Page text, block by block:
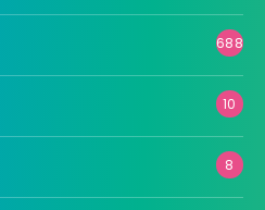
688
10
8